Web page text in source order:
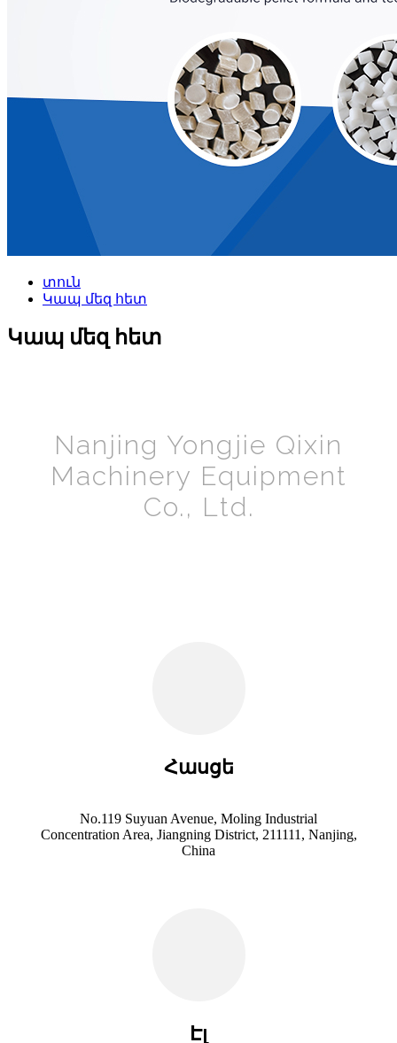
տուն
Կապ մեզ հետ
Կապ մեզ հետ
Nanjing Yongjie Qixin
Machinery Equipment
Co., Ltd.
Հասցե
No.119 Suyuan Avenue, Moling Industrial
Concentration Area, Jiangning District, 211111, Nanjing,
China
Էլ